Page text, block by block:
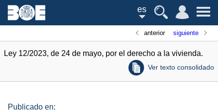
es
anterior siguiente
Ley 12/2023, de 24 de mayo, por el derecho a la vivienda.
Ver texto consolidado
Publicado en: